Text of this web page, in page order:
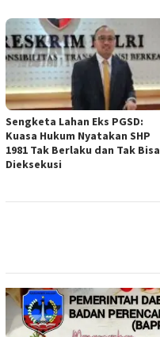
Sengketa Lahan Eks PGSD:
Kuasa Hukum Nyatakan SHP
1981 Tak Berlaku dan Tak Bisa
Dieksekusi